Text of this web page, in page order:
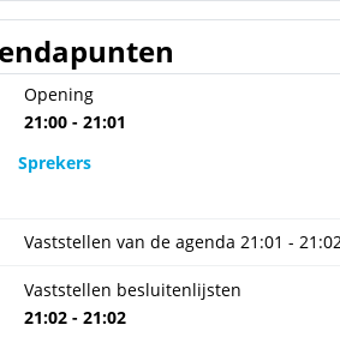
Opening
21:00 - 21:01
Sprekers
Vaststellen van de agenda 21:01 -
Vaststellen besluitenlijsten
21:02 - 21:02